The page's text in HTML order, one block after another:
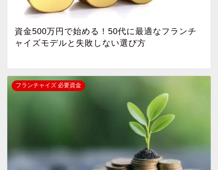
資金500万円で始める！50代に最適なフランチ
ャイズモデルと失敗しない選び方
フランチャイズ 必要資金